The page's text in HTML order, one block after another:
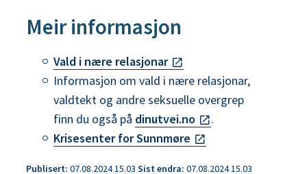
Meir informasjon
Vald i nære relasjonar
Informasjon om vald i nære relasjonar,
valdtekt og andre seksuelle overgrep
finn du også på dinutvei.no
.
Krisesenter for Sunnmøre
Publisert 07.08.2024 15.03 Sist endra 07.08.2024 15.03